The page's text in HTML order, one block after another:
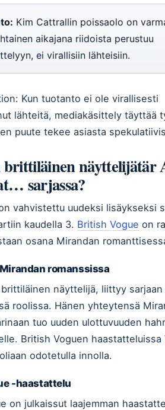
Kim Cattrallin poissaolo on
aikajana riidoista perustuu
ei virallisiin lähteisiin.
Kun tuotanto ei ole virallisesti
lähteitä, mediakäsittely täyttää
puute tekee asiasta
näyttelijätär
sarjassa?
vahvistettu uudeksi lisäykseksi
kaudella 3. British Vogue on
osana Mirandan
romanssissa
näyttelijä, liittyy sarjaan
roolissa. Hänen yhteytensä
tuo uuden ulottuvuuden
British Voguen haastatteluissa
odotetulla innolla.
-haastattelu
on julkaissut laajemman